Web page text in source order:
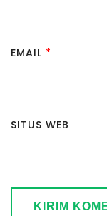
EMAIL *
SITUS WEB